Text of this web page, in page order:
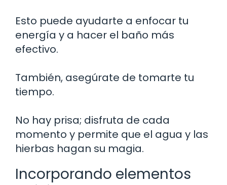
Esto puede ayudarte a enfocar tu
energía y a hacer el baño más
efectivo.
También, asegúrate de tomarte tu
tiempo.
No hay prisa; disfruta de cada
momento y permite que el agua y las
hierbas hagan su magia.
Incorporando elementos